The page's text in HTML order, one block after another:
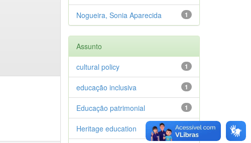
1
Nogueira, Sonia Aparecida
Assunto
1
cultural policy
1
educação inclusiva
1
Educação patrimonial
1
Heritage education